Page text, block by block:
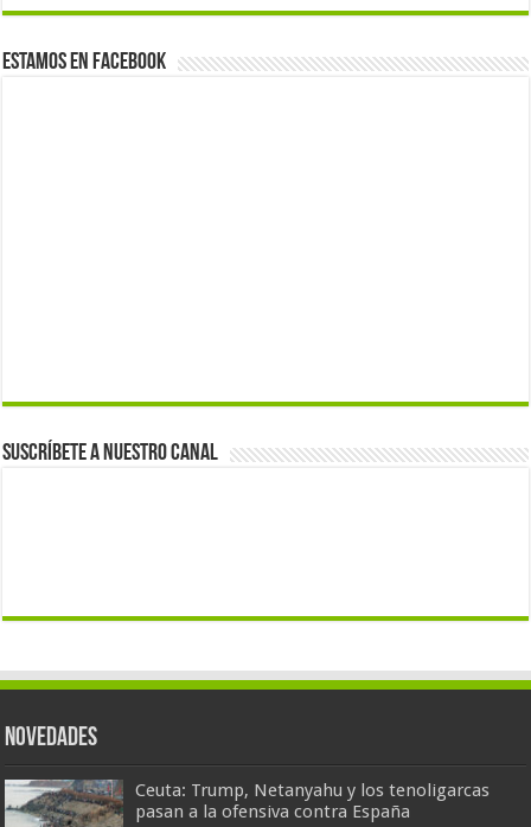
Estamos en Facebook
Suscríbete a nuestro canal
Novedades
Ceuta: Trump, Netanyahu y los tenoligarcas
pasan a la ofensiva contra España